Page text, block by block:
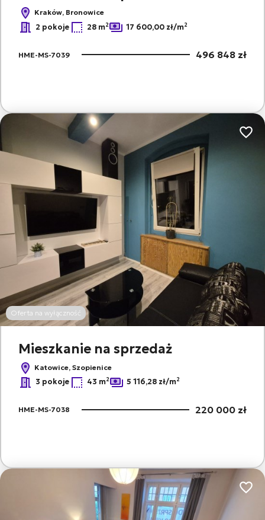
Kraków, Bronowice
2 pokoje 28 m2 17 600,00 zł/m2
HME-MS-7039 496 848 zł
Oferta na wyłączność
Mieszkanie na sprzedaż
Katowice, Szopienice
3 pokoje 43 m2 5 116,28 zł/m2
HME-MS-7038 220 000 zł